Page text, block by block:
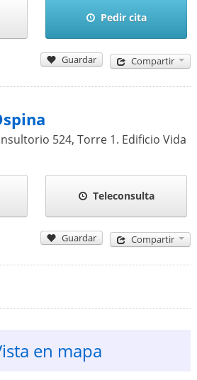
Pedir cita
Guardar Compartir
524, Torre 1. Edificio Vida
Teleconsulta
Guardar Compartir
en mapa